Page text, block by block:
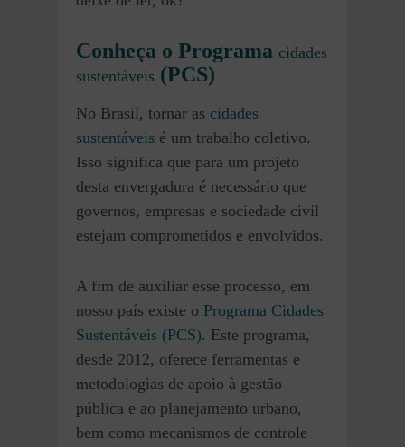
Conheça o Programa cidades
sustentáveis (PCS)
No Brasil, tornar as cidades
sustentáveis é um trabalho coletivo.
Isso significa que para um projeto
desta envergadura é necessário que
governos, empresas e sociedade civil
estejam comprometidos e envolvidos.
A fim de auxiliar esse processo, em
nosso país existe o Programa Cidades
Sustentáveis (PCS). Este programa,
desde 2012, oferece ferramentas e
metodologias de apoio à gestão
pública e ao planejamento urbano,
bem como mecanismos de controle